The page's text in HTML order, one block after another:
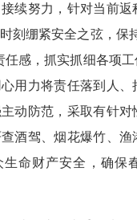
续努力，针对当前返
刻绷紧安全之弦，保
任感，抓实抓细各项
用力将责任落到人
动防范，采取有针
酒驾、烟花爆竹、渔
生命财产安全，确保